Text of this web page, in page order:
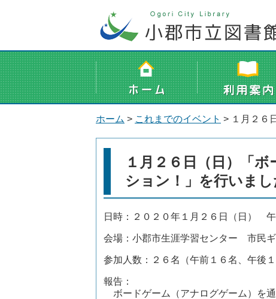
ホーム > これまでのイベント > １月２６
１月２６日（日）「
ション！」を行いまし
日時：２０２０年１月２６日（日）
会場：小郡市生涯学習センター 市民
参加人数：２６名（午前１６名、午後１
報告：
ボードゲーム（アナログゲーム）を